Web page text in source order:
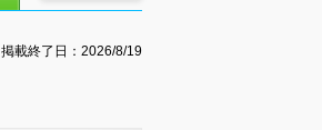
掲載終了日： 2026/8/19